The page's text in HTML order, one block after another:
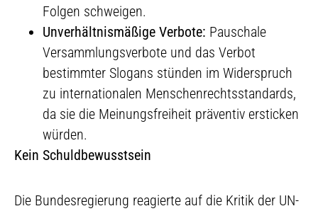
Folgen schweigen.
Unverhältnismäßige Verbote: Pauschale
Versammlungsverbote und das Verbot
bestimmter Slogans stünden im Widerspruch
zu internationalen Menschenrechtsstandards,
da sie die Meinungsfreiheit präventiv ersticken
würden.
Kein Schuldbewusstsein
Die Bundesregierung reagierte auf die Kritik der UN-